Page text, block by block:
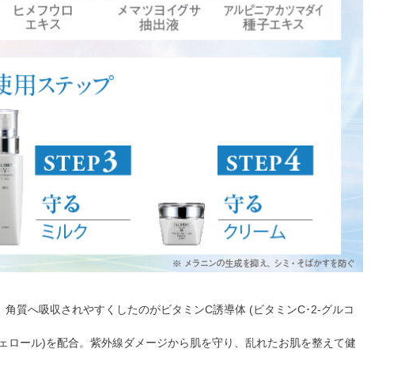
質へ吸収されやすくしたのがビタミンC誘導体 (ビタミンC･2-グルコ
ール)を配合。紫外線ダメージから肌を守り、乱れたお肌を整えて健